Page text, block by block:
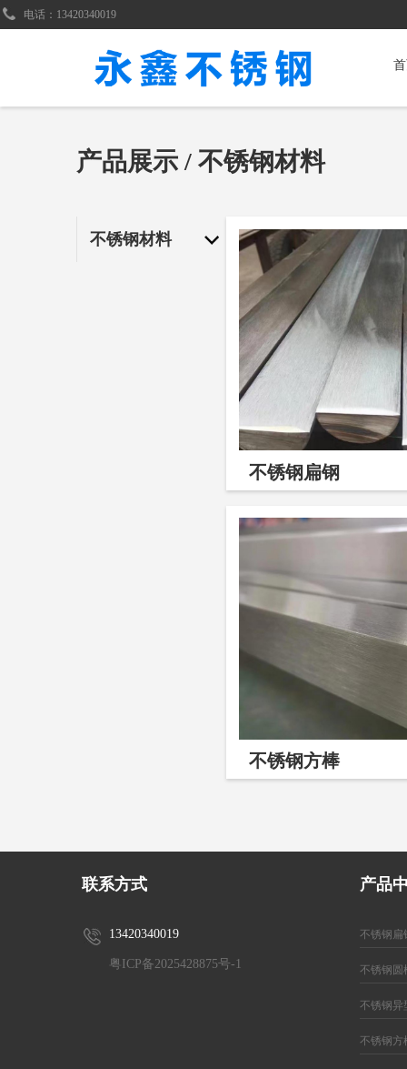
电话：13420340019
产品展示 / 不锈钢材料
不锈钢材料
不锈钢扁钢
不锈钢方棒
联系方式
13420340019
粤ICP备2025428875号-1
产品
不锈钢扁
不锈钢圆
不锈钢异
不锈钢方